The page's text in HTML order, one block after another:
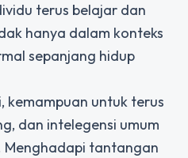
terus belajar dan
hanya dalam konteks
sepanjang hidup
kemampuan untuk terus
dan intelegensi umum
Menghadapi tantangan